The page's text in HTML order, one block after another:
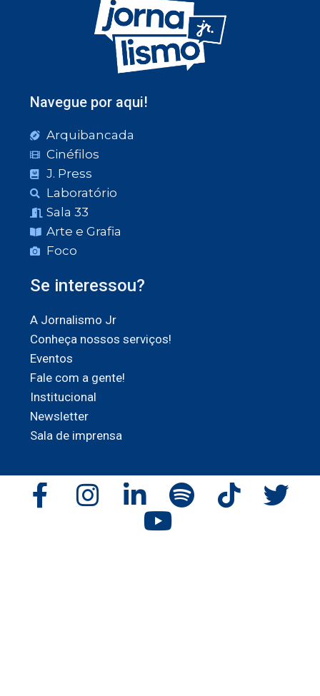
Navegue por aqui!
Arquibancada
Cinéfilos
J. Press
Laboratório
Sala 33
Arte e Grafia
Foco
Se interessou?
A Jornalismo Jr
Conheça nossos serviços!
Eventos
Fale com a gente!
Institucional
Newsletter
Sala de imprensa